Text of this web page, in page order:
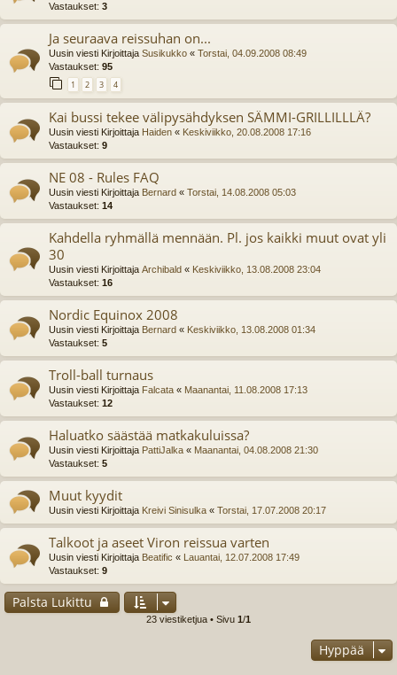
Vastaukset: 3
Ja seuraava reissuhan on...
Uusin viesti Kirjoittaja Susikukko « Torstai, 04.09.2008 08:49
Vastaukset: 95
1 2 3 4
Kai bussi tekee välipysähdyksen SÄMMI-GRILLILLLÄ?
Uusin viesti Kirjoittaja Haiden « Keskiviikko, 20.08.2008 17:16
Vastaukset: 9
NE 08 - Rules FAQ
Uusin viesti Kirjoittaja Bernard « Torstai, 14.08.2008 05:03
Vastaukset: 14
Kahdella ryhmällä mennään. Pl. jos kaikki muut ovat yli
30
Uusin viesti Kirjoittaja Archibald « Keskiviikko, 13.08.2008 23:04
Vastaukset: 16
Nordic Equinox 2008
Uusin viesti Kirjoittaja Bernard « Keskiviikko, 13.08.2008 01:34
Vastaukset: 5
Troll-ball turnaus
Uusin viesti Kirjoittaja Falcata « Maanantai, 11.08.2008 17:13
Vastaukset: 12
Haluatko säästää matkakuluissa?
Uusin viesti Kirjoittaja PattiJalka « Maanantai, 04.08.2008 21:30
Vastaukset: 5
Muut kyydit
Uusin viesti Kirjoittaja Kreivi Sinisulka « Torstai, 17.07.2008 20:17
Talkoot ja aseet Viron reissua varten
Uusin viesti Kirjoittaja Beatific «
Lauantai, 12.07.2008 17:49
Vastaukset: 9
Palsta Lukittu
23 viestiketjua • Sivu 1 /1
Hyppää